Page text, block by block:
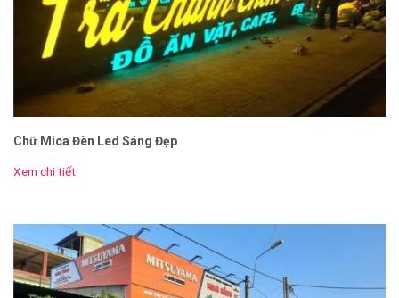
Chữ Mica Đèn Led Sáng Đẹp
Xem chi tiết